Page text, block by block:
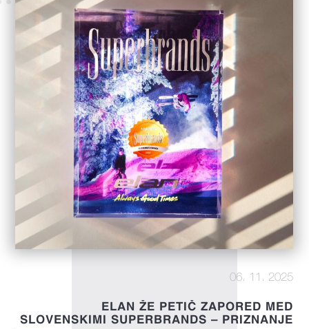
06. 11. 2025
ELAN ŽE PETIČ ZAPORED MED
SLOVENSKIMI SUPERBRANDS – PRIZNANJE